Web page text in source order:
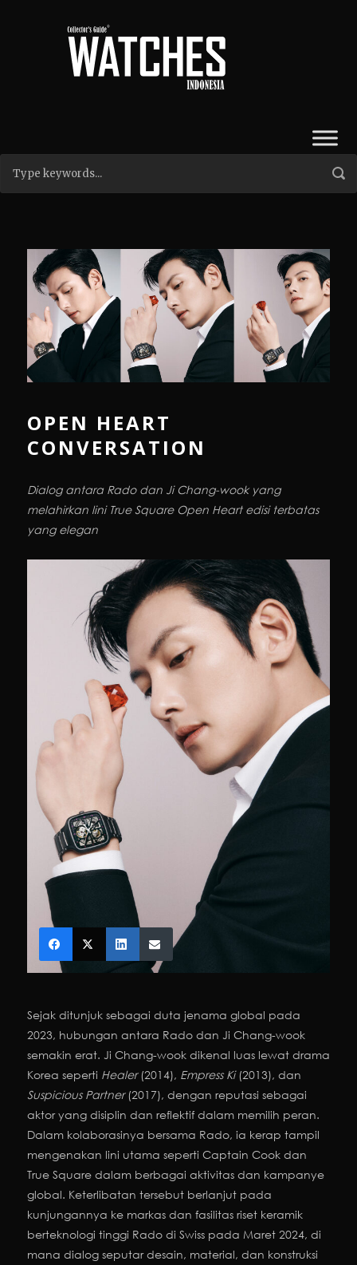
OPEN HEART
CONVERSATION
Dialog antara Rado dan Ji Chang-wook yang
melahirkan lini True Square Open Heart edisi terbatas
yang elegan
Sejak ditunjuk sebagai duta jenama global pada
2023, hubungan antara Rado dan Ji Chang-wook
semakin erat. Ji Chang-wook dikenal luas lewat drama
Korea seperti Healer(2014), Empress Ki(2013), dan
Suspicious Partner(2017), dengan reputasi sebagai
aktor yang disiplin dan reflektif dalam memilih peran.
Dalam kolaborasinya bersama Rado, ia kerap tampil
mengenakan lini utama seperti Captain Cook dan
True Square dalam berbagai aktivitas dan kampanye
global. Keterlibatan tersebut berlanjut pada
kunjungannya ke markas dan fasilitas riset keramik
berteknologi tinggi Rado di Swiss pada Maret 2024, di
mana dialog seputar desain, material, dan konstruksi